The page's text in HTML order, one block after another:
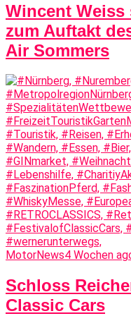
Wincent
zum Auftakt
Air Sommers
MotorNews4 Wochen
Schloss
Classic Cars